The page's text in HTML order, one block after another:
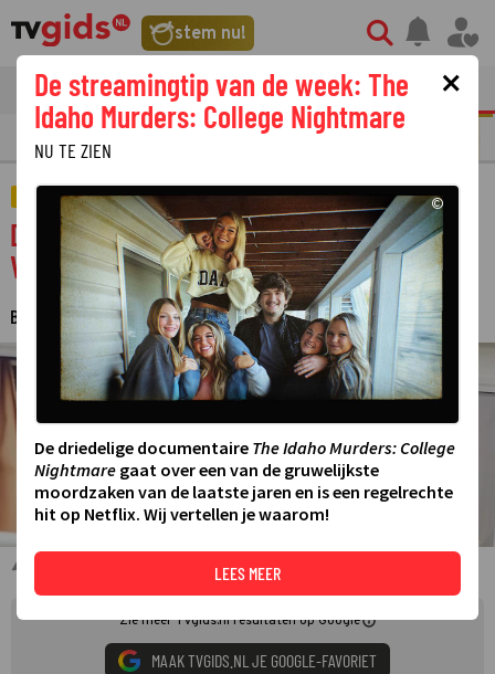
stem nu!
tvgids streaming nieuws
STREAMING
AMUSEMENT
Dit programma vervangt Denkend aan
Vlaanderen op zondagavond op NPO1
BAS VAN THIEL· 7 APRIL 2025 09:56
Janny van der Heijden André van Duin
Zie meer TVgids.nl resultaten op Google
MAAK TVGIDS.NL JE GOOGLE-FAVORIET
×
De streamingtip van de week: The
Idaho Murders: College Nightmare
NU TE ZIEN
©
De driedelige documentaire The Idaho Murders: College
Nightmare gaat over een van de gruwelijkste
moordzaken van de laatste jaren en is een regelrechte
hit op Netflix. Wij vertellen je waarom!
LEES MEER